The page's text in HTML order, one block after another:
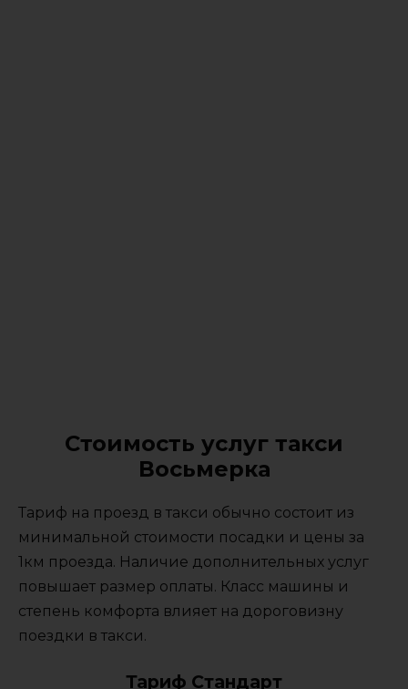
Стоимость услуг такси
Восьмерка
Тариф на проезд в такси обычно состоит из
минимальной стоимости посадки и цены за
1км проезда. Наличие дополнительных услуг
повышает размер оплаты. Класс машины и
степень комфорта влияет на дороговизну
поездки в такси.
Тариф Стандарт